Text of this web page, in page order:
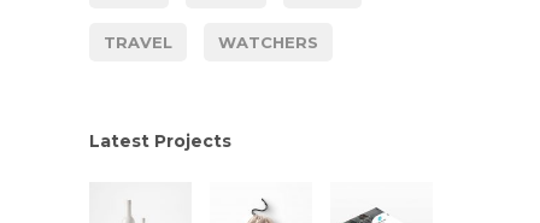
TRAVEL WATCHERS
Latest Projects